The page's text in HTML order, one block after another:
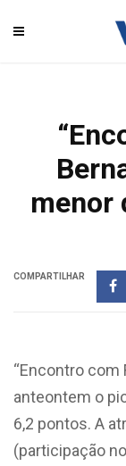
menor
COMPARTILHAR
“Encontro com
anteontem o
6,2 pontos. A
(participação